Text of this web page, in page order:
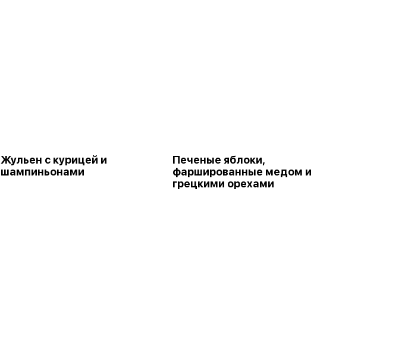
Жульен с курицей и
шампиньонами
Печеные яблоки,
фаршированные медом и
грецкими орехами